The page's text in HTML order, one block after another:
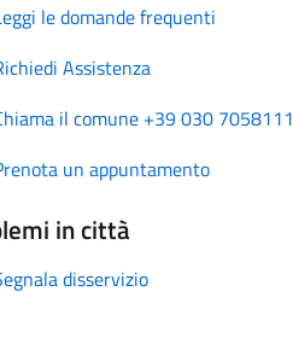
le domande frequenti
Assistenza
il comune +39 030 7058111
un appuntamento
in città
disservizio